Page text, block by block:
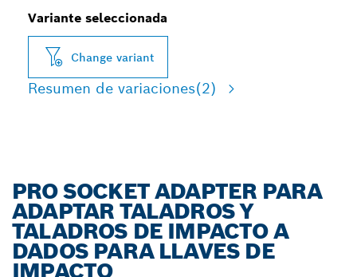
Variante seleccionada
Change variant
Resumen de variaciones(2)
PRO SOCKET ADAPTER PARA
ADAPTAR TALADROS Y
TALADROS DE IMPACTO A
DADOS PARA LLAVES DE
IMPACTO